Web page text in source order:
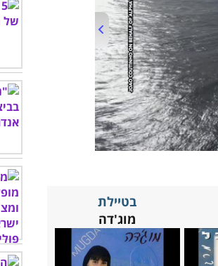
00:00/01:37
בטיילת
מוג'דה